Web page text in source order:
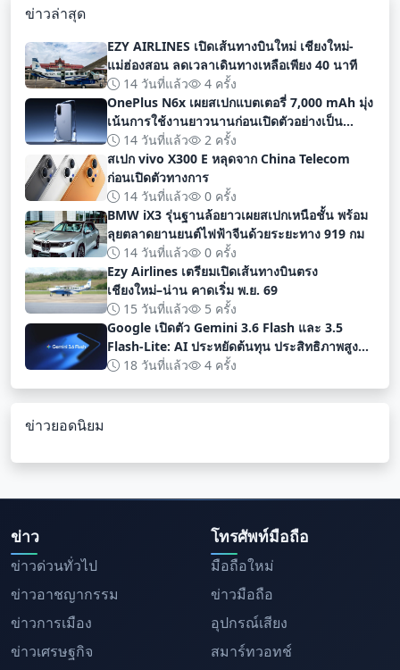
ข่าวล่าสุด
EZY AIRLINES เปิดเส้นทางบินใหม่ เชียงใหม่-
แม่ฮ่องสอน ลดเวลาเดินทางเหลือเพียง 40 นาที
14 วันที่แล้ว
4 ครั้ง
OnePlus N6x เผยสเปกแบตเตอรี่ 7,000 mAh มุ่ง
เน้นการใช้งานยาวนานก่อนเปิดตัวอย่างเป็น
ทางการ
14 วันที่แล้ว
2 ครั้ง
สเปก vivo X300 E หลุดจาก China Telecom
ก่อนเปิดตัวทางการ
14 วันที่แล้ว
0 ครั้ง
BMW iX3 รุ่นฐานล้อยาวเผยสเปกเหนือชั้น พร้อม
ลุยตลาดยานยนต์ไฟฟ้าจีนด้วยระยะทาง 919 กม
14 วันที่แล้ว
0 ครั้ง
Ezy Airlines เตรียมเปิดเส้นทางบินตรง
เชียงใหม่–น่าน คาดเริ่ม พ.ย. 69
15 วันที่แล้ว
5 ครั้ง
Google เปิดตัว Gemini 3.6 Flash และ 3.5
Flash-Lite: AI ประหยัดต้นทุน ประสิทธิภาพสูง
สำหรับนักพัฒนา
18 วันที่แล้ว 4 ครั้ง
ข่าวยอดนิยม
ข่าว
ข่าวด่วนทั่วไป
ข่าวอาชญากรรม
ข่าวการเมือง
ข่าวเศรษฐกิจ
โทรศัพท์มือถือ
มือถือใหม่
ข่าวมือถือ
อุปกรณ์เสียง
สมาร์ทวอทช์